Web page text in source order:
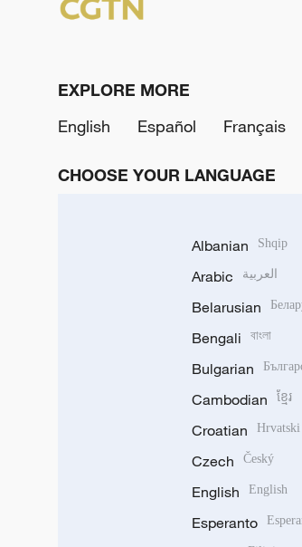
EXPLORE MORE
English
Español Français
CHOOSE YOUR LANGUAGE
Albanian Shqip
Arabic العربية
Belarusian
Bengali বাংলা
Bulgarian
Cambodian ខ្មែរ
Croatian Hrvatski
Czech Český
English English
Esperanto